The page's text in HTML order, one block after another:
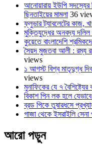
আনোয়ারায় ইউপি সদস্যের
ছিনতাইয়ের মামলা 36
ফ্লুভার ট্যাবলেটের কাজ,
মুক্তিযুদ্ধের অনবদ্য দলিল
কুয়েতে বাংলাদেশি
সৈয়দ মুজতবা আলী : রম্য
views
১ আগস্ট বিশ্ব মাতৃদুগ্ধ
views
মুনাফিকের যে ৭
বিকাশ পিন লক হলে
ব্রড পিকে তুষারধসে
গাজা থেকে ইসরাইলি
আরো পড়ুন